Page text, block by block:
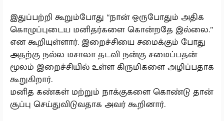
இதுப்பற்றி கூறும்போது “நான் ஒருபோதும் அதிக
கொழுப்புடைய மனிதர்களை கொன்றதே இல்லை.”
என கூறியுள்ளார். இறைச்சியை சமைக்கும் போது
அதற்கு நல்ல மசாலா தடவி நன்கு சமைப்பதன்
மூலம் இறைச்சியில் உள்ள கிருமிகளை அழிப்பதாக
கூறுகிறார்.
மனித கண்கள் மற்றும் நாக்குகளை கொண்டு தான்
சூப்பு செய்துவிடுவதாக அவர் கூறினார்.